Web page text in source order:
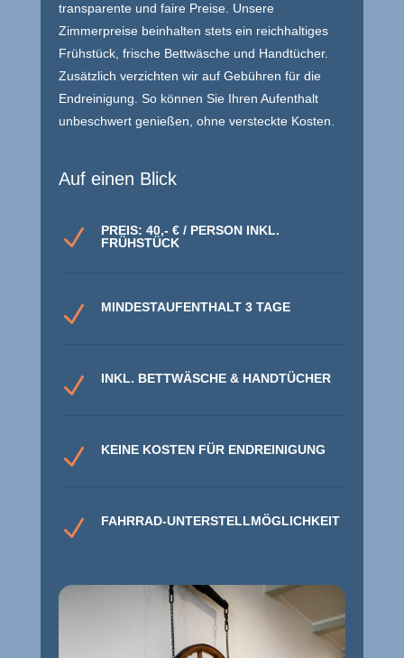
transparente und faire Preise. Unsere
Zimmerpreise beinhalten stets ein reichhaltiges
Frühstück, frische Bettwäsche und Handtücher.
Zusätzlich verzichten wir auf Gebühren für die
Endreinigung. So können Sie Ihren Aufenthalt
unbeschwert genießen, ohne versteckte Kosten.
Auf einen Blick
N
PREIS: 40,- € / PERSON INKL.
FRÜHSTÜCK
N MINDESTAUFENTHALT 3 TAGE
N INKL. BETTWÄSCHE & HANDTÜCHER
N KEINE KOSTEN FÜR ENDREINIGUNG
N FAHRRAD-UNTERSTELLMÖGLICHKEIT